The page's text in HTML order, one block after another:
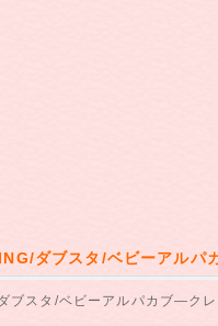
ダブスタ/ベビーアルパ
ブスタ/ベビーアルパカブ―ク